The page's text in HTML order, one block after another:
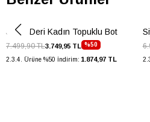
Siyah Deri Kadın Topuklu Bot
%50
3.749,95 TL
7.499,90 TL
2.3.4. Ürüne %50 İndirim: 1.874,97 TL